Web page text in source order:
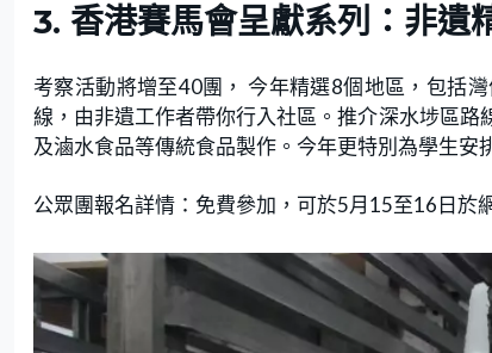
3. 香港賽馬會呈獻系列：非遺
考察活動將增至40團， 今年精選8個地區，包括
線，由非遺工作者帶你行入社區。推介深水埗區
及滷水食品等傳統食品製作。今年更特別為學生安
公眾團報名詳情：免費參加，可於5月15至16日於